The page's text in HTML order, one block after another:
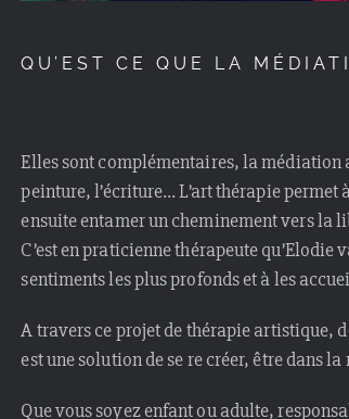
QU’EST CE QUE LA
Elles sont complémentaires, la médiation
peinture, l’écriture… L’art thérapie permet
ensuite entamer un cheminement vers la
C’est en praticienne thérapeute
sentiments les plus profonds et à les
A travers ce projet de thérapie artistique,
est une solution de se re créer, être dans
Que vous soyez enfant ou adulte,